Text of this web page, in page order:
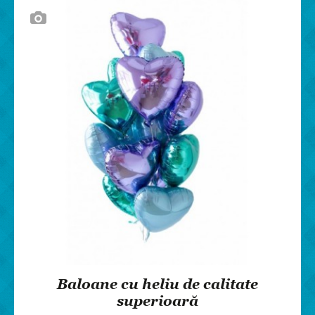
Baloane cu heliu de calitate
superioară